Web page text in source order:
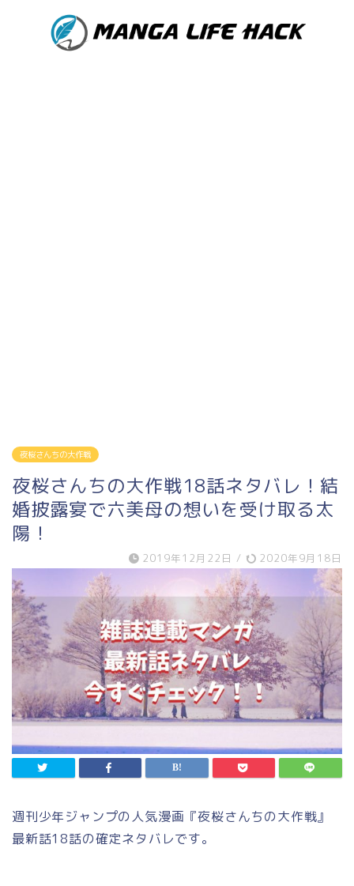
夜桜さんちの大作戦
夜桜さんちの大作戦18話ネタバレ！結
婚披露宴で六美母の想いを受け取る太
陽！
2019年12月22日 / 2020年9月18日
週刊少年ジャンプの人気漫画『夜桜さんちの大作戦』
最新話18話の確定ネタバレです。